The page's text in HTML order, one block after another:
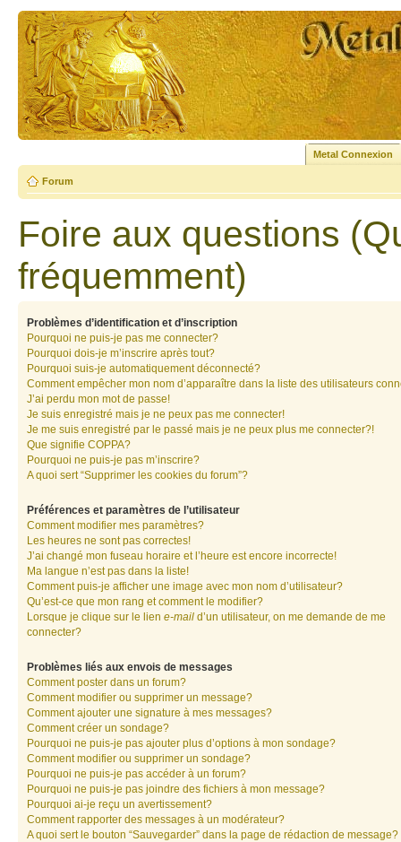
Metal Connexion
Forum
Foire aux questions
fréquemment)
Problèmes d’identification et d’inscription
Pourquoi ne puis-je pas me connecter?
Pourquoi dois-je m’inscrire après tout?
Pourquoi suis-je automatiquement déconnecté?
Comment empêcher mon nom d’apparaître dans la liste des utilisateurs
J’ai perdu mon mot de passe!
Je suis enregistré mais je ne peux pas me connecter!
Je me suis enregistré par le passé mais je ne peux plus me connecter?!
Que signifie COPPA?
Pourquoi ne puis-je pas m’inscrire?
A quoi sert “Supprimer les cookies du forum”?
Préférences et paramètres de l’utilisateur
Comment modifier mes paramètres?
Les heures ne sont pas correctes!
J’ai changé mon fuseau horaire et l’heure est encore incorrecte!
Ma langue n’est pas dans la liste!
Comment puis-je afficher une image avec mon nom d’utilisateur?
Qu’est-ce que mon rang et comment le modifier?
Lorsque je clique sur le lien e-mail d’un utilisateur, on me demande de me
connecter?
Problèmes liés aux envois de messages
Comment poster dans un forum?
Comment modifier ou supprimer un message?
Comment ajouter une signature à mes messages?
Comment créer un sondage?
Pourquoi ne puis-je pas ajouter plus d’options à mon sondage?
Comment modifier ou supprimer un sondage?
Pourquoi ne puis-je pas accéder à un forum?
Pourquoi ne puis-je pas joindre des fichiers à mon message?
Pourquoi ai-je reçu un avertissement?
Comment rapporter des messages à un modérateur?
A quoi sert le bouton “Sauvegarder” dans la page de rédaction de message?